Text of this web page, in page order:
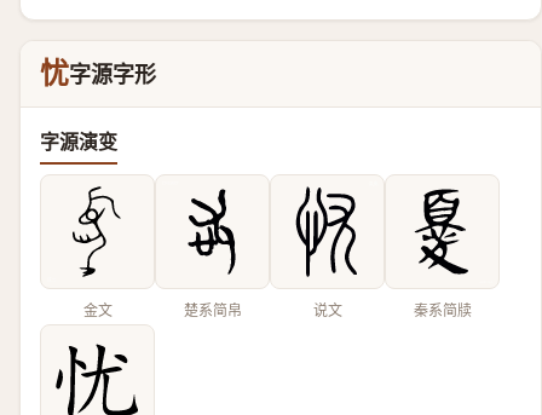
忧字源字形
字源演变
金文 楚系简帛 说文 秦系简牍